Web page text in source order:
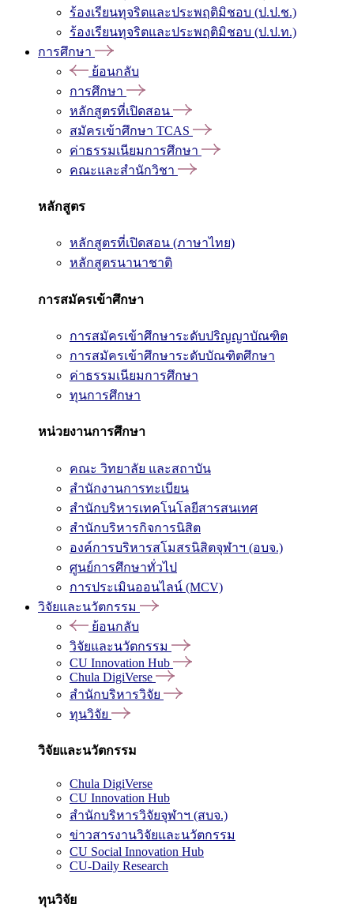
ร้องเรียนทุจริตและประพฤติมิชอบ (ป.ป.ช.)
ร้องเรียนทุจริตและประพฤติมิชอบ (ป.ป.ท.)
การศึกษา
ย้อนกลับ
การศึกษา
หลักสูตรที่เปิดสอน
สมัครเข้าศึกษา TCAS
ค่าธรรมเนียมการศึกษา
คณะและสำนักวิชา
หลักสูตร
หลักสูตรที่เปิดสอน (ภาษาไทย)
หลักสูตรนานาชาติ
การสมัครเข้าศึกษา
การสมัครเข้าศึกษาระดับปริญญาบัณฑิต
การสมัครเข้าศึกษาระดับบัณฑิตศึกษา
ค่าธรรมเนียมการศึกษา
ทุนการศึกษา
หน่วยงานการศึกษา
คณะ วิทยาลัย และสถาบัน
สำนักงานการทะเบียน
สำนักบริหารเทคโนโลยีสารสนเทศ
สำนักบริหารกิจการนิสิต
องค์การบริหารสโมสรนิสิตจุฬาฯ (อบจ.)
ศูนย์การศึกษาทั่วไป
การประเมินออนไลน์ (MCV)
วิจัยและนวัตกรรม
ย้อนกลับ
วิจัยและนวัตกรรม
CU Innovation Hub
Chula DigiVerse
สำนักบริหารวิจัย
ทุนวิจัย
วิจัยและนวัตกรรม
Chula DigiVerse
CU Innovation Hub
สำนักบริหารวิจัยจุฬาฯ (สบจ.)
ข่าวสารงานวิจัยและนวัตกรรม
CU Social Innovation Hub
CU-Daily Research
ทุนวิจัย